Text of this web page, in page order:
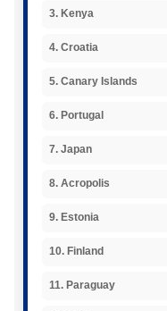
3. Kenya
4. Croatia
5. Canary Islands
6. Portugal
7. Japan
8. Acropolis
9. Estonia
10. Finland
11. Paraguay